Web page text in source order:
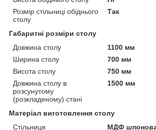
Розмір стільниці обіднього
столу
Так
Габаритні розміри столу
Довжина столу
1100 мм
Ширина столу
700 мм
Висота столу
750 мм
Довжина столу в
розсунутому
(розкладеному) стані
1500 мм
Матеріал виготовлення столу
Стільниця
МДФ